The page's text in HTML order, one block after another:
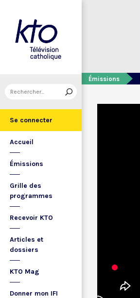
Se connecter
Accueil
Émissions
Grille des
programmes
Recevoir KTO
Articles et
dossiers
KTO Mag
Donner mon IFI
Émissions